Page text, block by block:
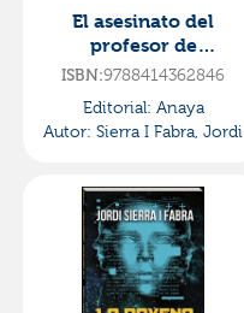
El asesinato del
profesor de
matemáticas
ISBN:9788414362846
Editorial: Anaya
Autor: Sierra I Fabra, Jordi